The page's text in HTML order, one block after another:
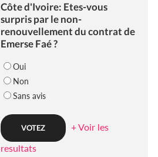
Côte d'Ivoire: Etes-vous
surpris par le non-
renouvellement du contrat de
Emerse Faé ?
Oui
Non
Sans avis
+ Voir les
resultats